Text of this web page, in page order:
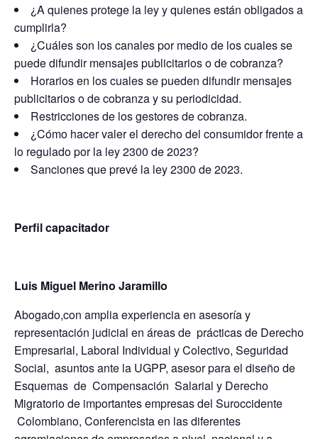
¿A quienes protege la ley y quienes están obligados a
cumplirla?
¿Cuáles son los canales por medio de los cuales se
puede difundir mensajes publicitarios o de cobranza?
Horarios en los cuales se pueden difundir mensajes
publicitarios o de cobranza y su periodicidad.
Restricciones de los gestores de cobranza.
¿Cómo hacer valer el derecho del consumidor frente a
lo regulado por la ley 2300 de 2023?
Sanciones que prevé la ley 2300 de 2023.
Perfil capacitador
Luis Miguel Merino Jaramillo
Abogado,con amplia experiencia en asesoría y
representación judicial en áreas de prácticas de Derecho
Empresarial, Laboral Individual y Colectivo, Seguridad
Social, asuntos ante la UGPP, asesor para el diseño de
Esquemas de Compensación Salarial y Derecho
Migratorio de importantes empresas del Suroccidente
Colombiano, Conferencista en las diferentes